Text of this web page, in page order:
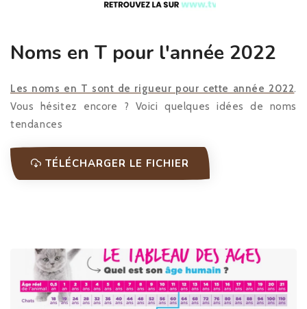
Noms en T pour l'année 2022
Les noms en T sont de rigueur pour cette année 2022.
Vous hésitez encore ? Voici quelques idées de noms
tendances
TÉLÉCHARGER LE FICHIER